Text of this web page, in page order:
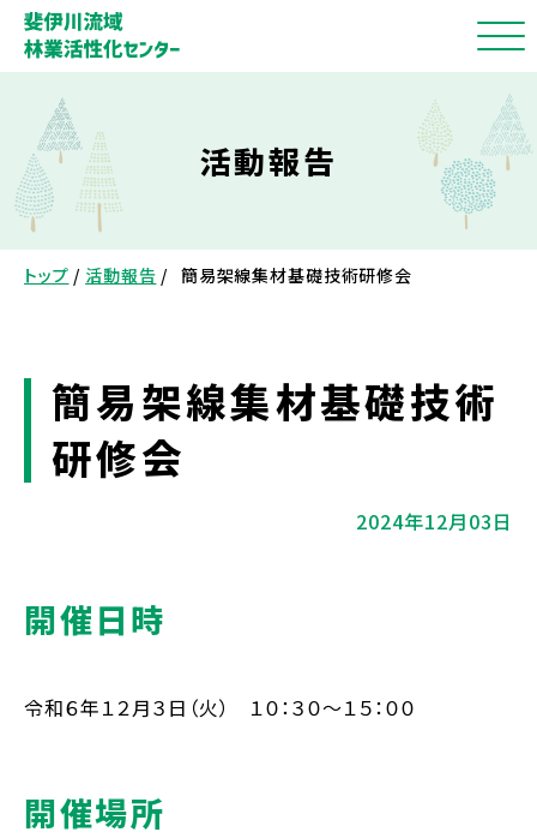
活動報告
トップ / 活動報告 / 簡易架線集材基礎技術研修会
簡易架線集材基礎技術
研修会
2024年12月03日
開催日時
令和６年１２月３日（火） １０：３０～１５：００
開催場所